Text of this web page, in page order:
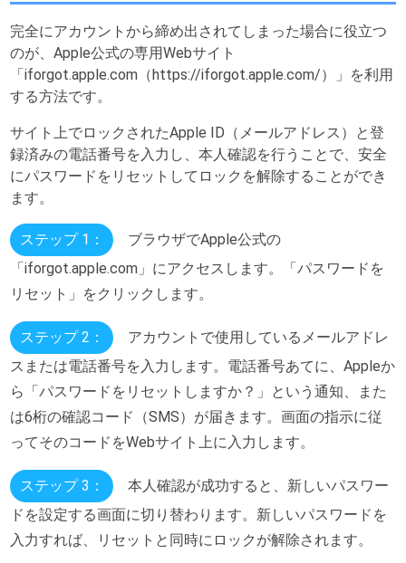
完全にアカウントから締め出されてしまった場合に役立つ
のが、Apple公式の専用Webサイト
「iforgot.apple.com（https://iforgot.apple.com/）」を利用
する方法です。
サイト上でロックされたApple ID（メールアドレス）と登
録済みの電話番号を入力し、本人確認を行うことで、安全
にパスワードをリセットしてロックを解除することができ
ます。
ステップ 1：
ブラウザでApple公式の
「iforgot.apple.com」にアクセスします。「パスワードを
リセット」をクリックします。
ステップ 2：
アカウントで使用しているメールアドレ
スまたは電話番号を入力します。電話番号あてに、Appleか
ら「パスワードをリセットしますか？」という通知、また
は6桁の確認コード（SMS）が届きます。画面の指示に従
ってそのコードをWebサイト上に入力します。
ステップ 3：
本人確認が成功すると、新しいパスワー
ドを設定する画面に切り替わります。新しいパスワードを
入力すれば、リセットと同時にロックが解除されます。